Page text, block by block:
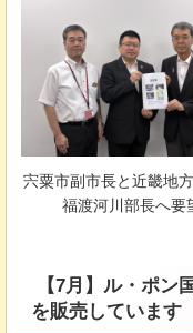
宍粟市副市長と近畿地
福渡河川部長へ要
【7月】ル・ポン
を販売しています